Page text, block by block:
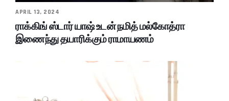
APRIL 13, 2024
ராக்கிங் ஸ்டார் யாஷ் உடன் நமித் மல்கோத்ரா
இணைந்து தயாரிக்கும் ராமாயணம்